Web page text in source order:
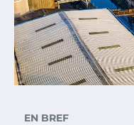
EN BREF